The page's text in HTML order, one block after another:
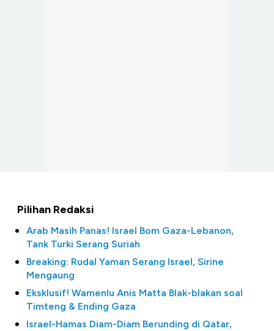
Pilihan Redaksi
Arab Masih Panas! Israel Bom Gaza-Lebanon,
Tank Turki Serang Suriah
Breaking: Rudal Yaman Serang Israel, Sirine
Mengaung
Eksklusif! Wamenlu Anis Matta Blak-blakan soal
Timteng & Ending Gaza
Israel-Hamas Diam-Diam Berunding di Qatar,